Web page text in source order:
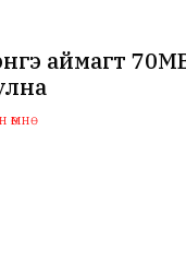
аймагт
өмнө